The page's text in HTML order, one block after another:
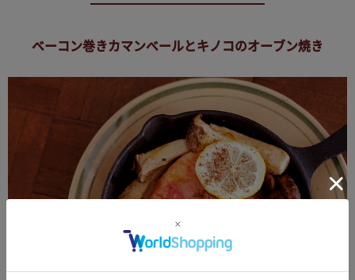
ベーコン巻きカマンベールとキノコのオーブン焼き